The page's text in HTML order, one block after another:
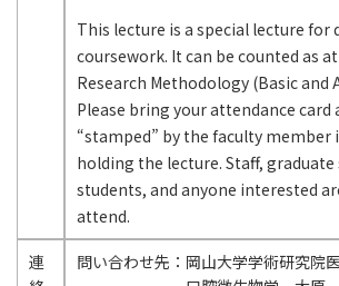
This lecture is a special lecture for
coursework. It can be counted as
Research Methodology (Basic and
Please bring your attendance card
“stamped” by the faculty member
holding the lecture. Staff,
students, and anyone interested
attend.
連
問い合わせ先：岡山大学学術研究院